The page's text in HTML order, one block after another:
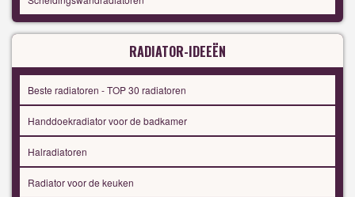
RADIATOR-IDEEËN
Beste radiatoren - TOP 30 radiatoren
Handdoekradiator voor de badkamer
Halradiatoren
Radiator voor de keuken